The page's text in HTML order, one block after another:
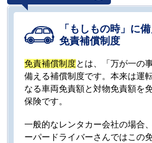
「もしもの時」に
免責補償制度
免責補償制度 とは、「万が一の
備える補償制度です。本来は運
なる車両免責額と対物免責額を
保険です。
一般的なレンタカー会社の場合
ーパードライバーさんではこの